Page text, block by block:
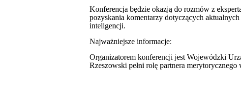
Konferencja będzie okazją do rozmów z
pozyskania komentarzy dotyczących
inteligencji.
Najważniejsze informacje:
Organizatorem konferencji jest Wojewódzki
Rzeszowski pełni rolę partnera merytorycznego